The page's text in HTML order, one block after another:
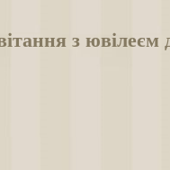
з ювілеєм